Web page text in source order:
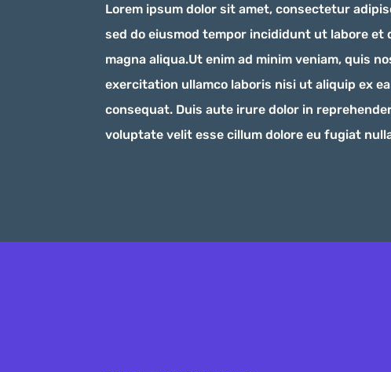
Lorem ipsum dolor sit amet, consectetur
sed do eiusmod tempor incididunt ut labore et
magna aliqua.Ut enim ad minim veniam, quis
exercitation ullamco laboris nisi ut aliquip ex
consequat. Duis aute irure dolor in
voluptate velit esse cillum dolore eu fugiat